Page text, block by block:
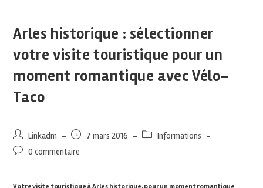
Arles historique : sélectionner
votre visite touristique pour un
moment romantique avec Vélo-
Taco
Linkadm 7 mars 2016
Informations
0 commentaire